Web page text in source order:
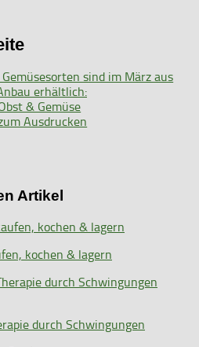
sind im März aus
erhältlich:
& Gemüse
Ausdrucken
Artikel
kochen & lagern
durch Schwingungen